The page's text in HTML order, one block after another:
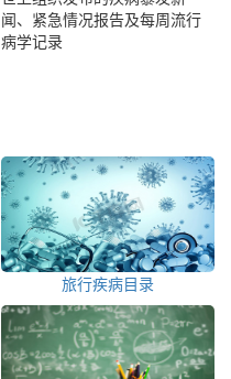
闻、紧急情况报告及每周流行
病学记录
旅行疾病目录